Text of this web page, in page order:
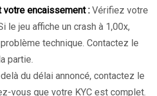
votre encaissement : Vérifiez votre
le jeu affiche un crash à 1,00x,
technique. Contactez le
partie.
du délai annoncé, contactez le
vous que votre KYC est complet.